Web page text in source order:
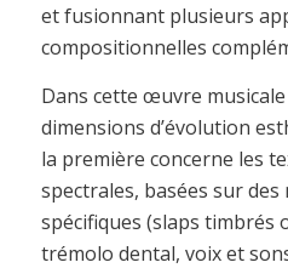
et fusionnant plusieurs
compositionnelles
Dans cette œuvre
dimensions d’évolution
la première concerne les
spectrales, basées sur des
spécifiques (slaps timbrés
trémolo dental, voix et